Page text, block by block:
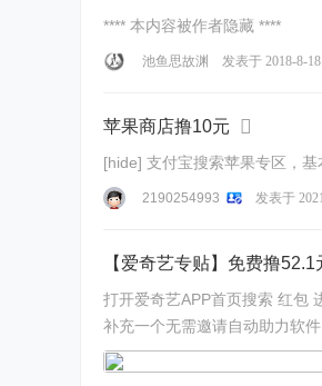
**** 本内容被作者隐藏 ****
池鱼思故渊 发表于 2018-8-18
苹果商店撸10元
[hide] 支付宝搜索苹果专区，
2190254993 发表于
【爱奇艺专贴】免费撸
打开爱奇艺APP首页搜索 红包 进入活动 每天可自己拆3次，其他需要